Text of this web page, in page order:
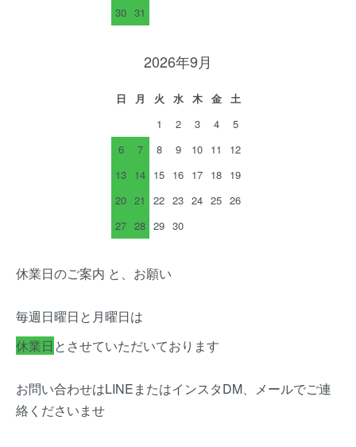
30 31
2026年9月
日 月 火 水 木 金
土
1
2 3 4
5
6
7 8 9 10 11
12
13 14 15 16 17 18 19
20 21 22 23 24 25 26
27 28 29 30
休業日のご案内 と、お願い
毎週日曜日と月曜日は
休業日 とさせていただいております
お問い合わせはLINEまたはインスタDM、メールでご連
絡くださいませ